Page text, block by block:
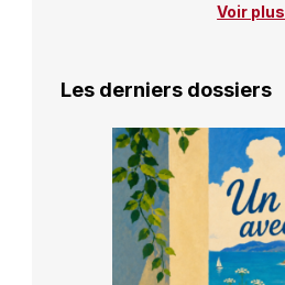
Voir plus
Les derniers dossiers